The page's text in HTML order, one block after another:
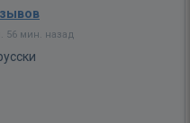
56 мин. назад